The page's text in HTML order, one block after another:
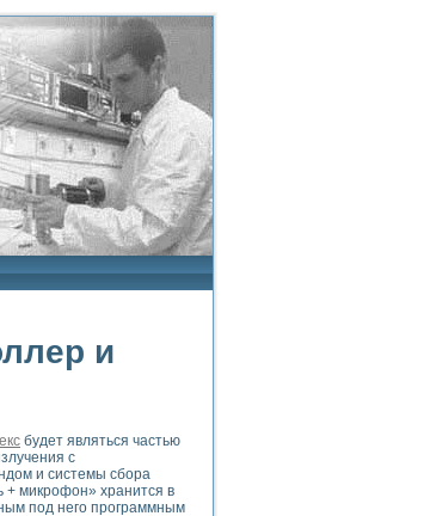
и
будет являться частью
с
и системы сбора
+ микрофон» хранится в
под него программным